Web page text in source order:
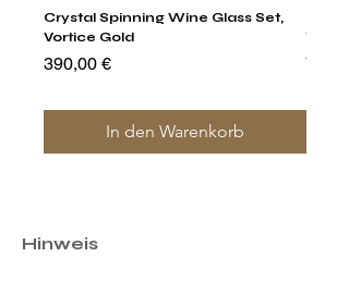
Crystal Spinning Wine Glass Set,
Vortice Gold
Preis
390,00 €
In den Warenkorb
Preis
Hinweis